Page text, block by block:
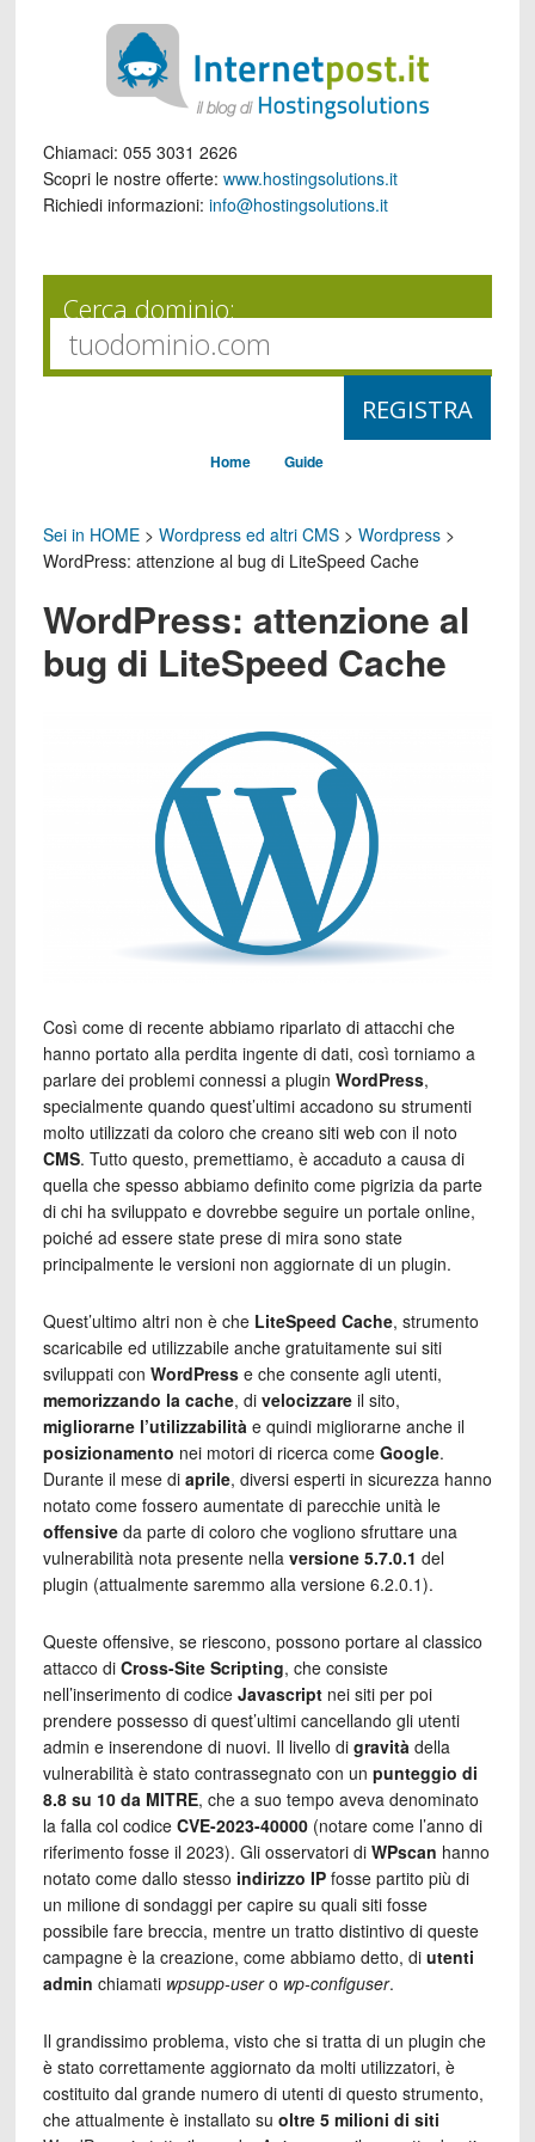
Chiamaci: 055 3031 2626
Scopri le nostre offerte: www.hostingsolutions.it
Richiedi informazioni: info@hostingsolutions.it
Cerca dominio:
Home Guide
Sei in HOME> Wordpress ed altri CMS> Wordpress>
WordPress: attenzione al bug di LiteSpeed Cache
WordPress: attenzione al
bug di LiteSpeed Cache
Così come di recente abbiamo riparlato di attacchi che
hanno portato alla perdita ingente di dati, così torniamo a
parlare dei problemi connessi a plugin WordPress,
specialmente quando quest’ultimi accadono su strumenti
molto utilizzati da coloro che creano siti web con il noto
CMS. Tutto questo, premettiamo, è accaduto a causa di
quella che spesso abbiamo definito come pigrizia da parte
di chi ha sviluppato e dovrebbe seguire un portale online,
poiché ad essere state prese di mira sono state
principalmente le versioni non aggiornate di un plugin.
Quest’ultimo altri non è che LiteSpeed Cache, strumento
scaricabile ed utilizzabile anche gratuitamente sui siti
sviluppati con WordPresse che consente agli utenti,
memorizzando la cache, di velocizzareil sito,
migliorarne l’utilizzabilità e quindi migliorarne anche il
posizionamento nei motori di ricerca come Google.
Durante il mese di aprile, diversi esperti in sicurezza hanno
notato come fossero aumentate di parecchie unità le
offensiveda parte di coloro che vogliono sfruttare una
vulnerabilità nota presente nella versione 5.7.0.1 del
plugin (attualmente saremmo alla versione 6.2.0.1).
Queste offensive, se riescono, possono portare al classico
attacco di Cross-Site Scripting, che consiste
nell’inserimento di codice Javascriptnei siti per poi
prendere possesso di quest’ultimi cancellando gli utenti
admin e inserendone di nuovi. Il livello di gravità della
vulnerabilità è stato contrassegnato con un punteggio di
8.8 su 10 da MITRE, che a suo tempo aveva denominato
la falla col codice CVE-2023-40000 (notare come l’anno di
riferimento fosse il 2023). Gli osservatori di WPscan hanno
notato come dallo stesso indirizzo IPfosse partito più di
un milione di sondaggi per capire su quali siti fosse
possibile fare breccia, mentre un tratto distintivo di queste
campagne è la creazione, come abbiamo detto, di utenti
admin chiamati wpsupp‑usero wp‑configuser.
Il grandissimo problema, visto che si tratta di un plugin che
è stato correttamente aggiornato da molti utilizzatori, è
costituito dal grande numero di utenti di questo strumento,
che attualmente è installato su oltre 5 milioni di siti